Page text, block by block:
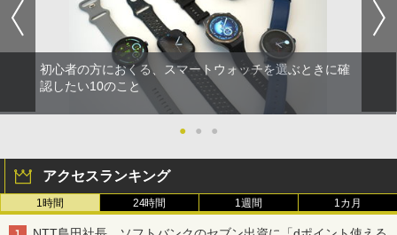
初心者の方におくる、スマートウォッチを選ぶときに確
認したい10のこと
● ● ●
アクセスランキング
1時間 24時間 1週間 1カ月